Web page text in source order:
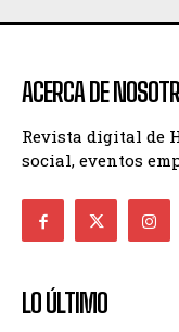
ACERCA DE
Revista digital de
social, eventos
LO ÚLTIMO